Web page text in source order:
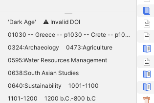
'Dark Age'
⚠️ Invalid DOI
01030 -- Greece -- p1030 -- Crete -- p1030 -- Knossos -- 11030 -- palaces -- Minoan -- 10420
0324:Archaeology
0473:Agriculture
0595:Water Resources Management
0638:South Asian Studies
0640:Sustainability
1001-1100
1101-1200
1200 b.C.-800 b.C